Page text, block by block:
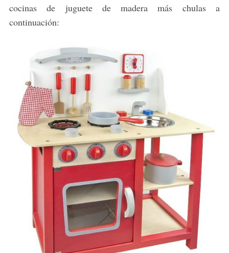
cocinas de juguete de madera más chulas a
continuación: